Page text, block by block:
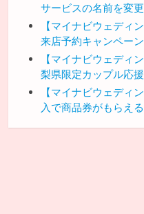
サービスの名前を変更
【マイナビウェディ
来店予約キャンペー
【マイナビウェディ
梨県限定カップル応
【マイナビウェディ
入で商品券がもらえ